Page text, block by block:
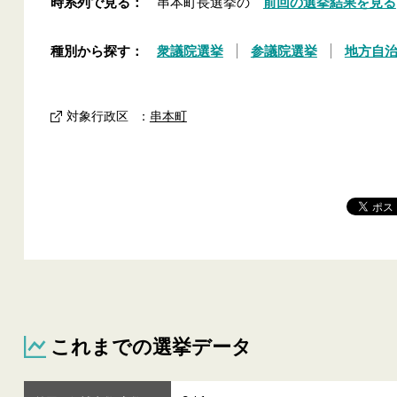
種別から探す： 衆議院選挙 参議院選挙 地方自
対象行政区 ： 串本町
これまでの選挙データ